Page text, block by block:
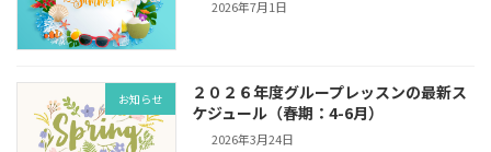
2026年7月1日
お知らせ
２０２６年度グループレッスンの最新ス
ケジュール（春期：4-6月）
2026年3月24日